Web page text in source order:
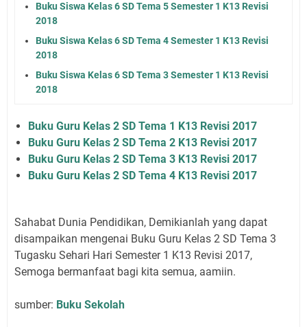
Buku Siswa Kelas 6 SD Tema 5 Semester 1 K13 Revisi
2018
Buku Siswa Kelas 6 SD Tema 4 Semester 1 K13 Revisi
2018
Buku Siswa Kelas 6 SD Tema 3 Semester 1 K13 Revisi
2018
Buku Guru Kelas 2 SD Tema 1 K13 Revisi 2017
Buku Guru Kelas 2 SD Tema 2 K13 Revisi 2017
Buku Guru Kelas 2 SD Tema 3 K13 Revisi 2017
Buku Guru Kelas 2 SD Tema 4 K13 Revisi 2017
Sahabat Dunia Pendidikan, Demikianlah yang dapat
disampaikan mengenai Buku Guru Kelas 2 SD Tema 3
Tugasku Sehari Hari Semester 1 K13 Revisi 2017,
Semoga bermanfaat bagi kita semua, aamiin.
sumber: Buku Sekolah